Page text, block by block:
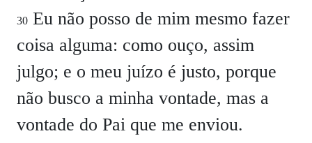
30 Eu não posso de mim mesmo fazer
coisa alguma: como ouço, assim
julgo; e o meu juízo é justo, porque
não busco a minha vontade, mas a
vontade do Pai que me enviou.